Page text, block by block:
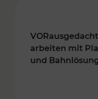
arbeiten mit
und